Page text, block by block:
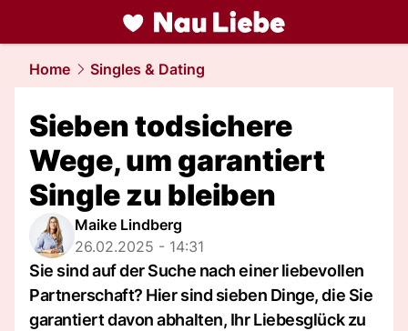
liebe.NAU.ch
Home Singles & Dating
Sieben todsichere
Wege, um garantiert
Single zu bleiben
Maike Lindberg
26.02.2025 - 14:31
Sie sind auf der Suche nach einer liebevollen
Partnerschaft? Hier sind sieben Dinge, die Sie
garantiert davon abhalten, Ihr Liebesglück zu